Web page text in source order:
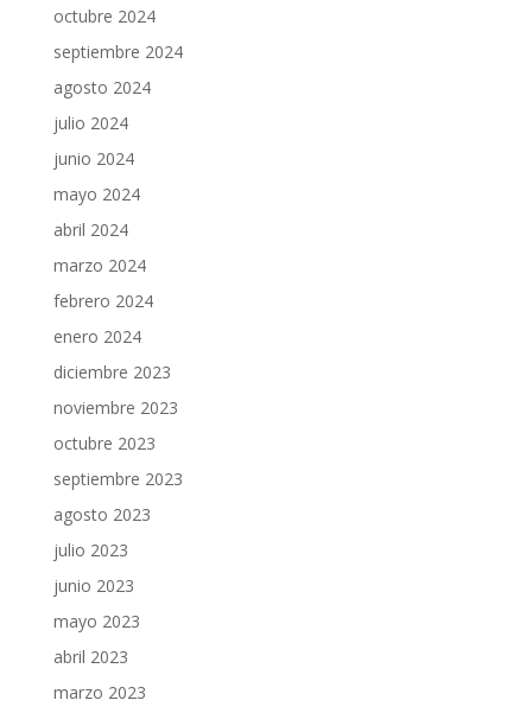
octubre 2024
septiembre 2024
agosto 2024
julio 2024
junio 2024
mayo 2024
abril 2024
marzo 2024
febrero 2024
enero 2024
diciembre 2023
noviembre 2023
octubre 2023
septiembre 2023
agosto 2023
julio 2023
junio 2023
mayo 2023
abril 2023
marzo 2023